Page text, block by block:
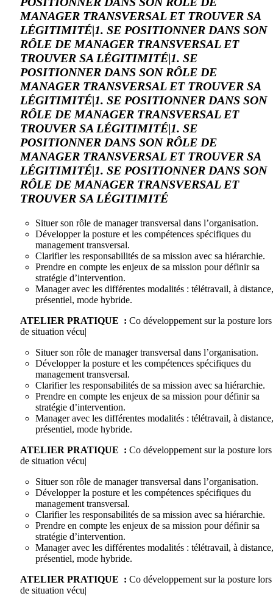
MANAGER TRANSVERSAL ET TROUVER SA
LÉGITIMITÉ|1. SE POSITIONNER DANS SON
RÔLE DE MANAGER TRANSVERSAL ET
TROUVER SA LÉGITIMITÉ|1. SE
POSITIONNER DANS SON RÔLE DE
MANAGER TRANSVERSAL ET TROUVER SA
LÉGITIMITÉ|1. SE POSITIONNER DANS SON
RÔLE DE MANAGER TRANSVERSAL ET
TROUVER SA LÉGITIMITÉ|1. SE
POSITIONNER DANS SON RÔLE DE
MANAGER TRANSVERSAL ET TROUVER SA
LÉGITIMITÉ|1. SE POSITIONNER DANS SON
RÔLE DE MANAGER TRANSVERSAL ET
TROUVER SA LÉGITIMITÉ
Situer son rôle de manager transversal dans l’organisation.
Développer la posture et les compétences spécifiques du
management transversal.
Clarifier les responsabilités de sa mission avec sa hiérarchie.
Prendre en compte les enjeux de sa mission pour définir sa
stratégie d’intervention.
Manager avec les différentes modalités : télétravail, à distance,
présentiel, mode hybride.
ATELIER PRATIQUE : Co développement sur la posture lors
de situation vécu|
Situer son rôle de manager transversal dans l’organisation.
Développer la posture et les compétences spécifiques du
management transversal.
Clarifier les responsabilités de sa mission avec sa hiérarchie.
Prendre en compte les enjeux de sa mission pour définir sa
stratégie d’intervention.
Manager avec les différentes modalités : télétravail, à distance,
présentiel, mode hybride.
ATELIER PRATIQUE : Co développement sur la posture lors
de situation vécu|
Situer son rôle de manager transversal dans l’organisation.
Développer la posture et les compétences spécifiques du
management transversal.
Clarifier les responsabilités de sa mission avec sa hiérarchie.
Prendre en compte les enjeux de sa mission pour définir sa
stratégie d’intervention.
Manager avec les différentes modalités : télétravail, à distance,
présentiel, mode hybride.
ATELIER PRATIQUE : Co développement sur la posture lors
de situation vécu|